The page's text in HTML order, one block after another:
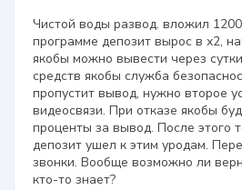
Чистой воды развод. вложил
программе депозит вырос в х2,
якобы можно вывести через
средств якобы служба
пропустит вывод, нужно второе
видеосвязи. При отказе якобы
проценты за вывод. После этого
депозит ушел к этим уродам.
звонки. Вообще возможно ли
кто-то знает?